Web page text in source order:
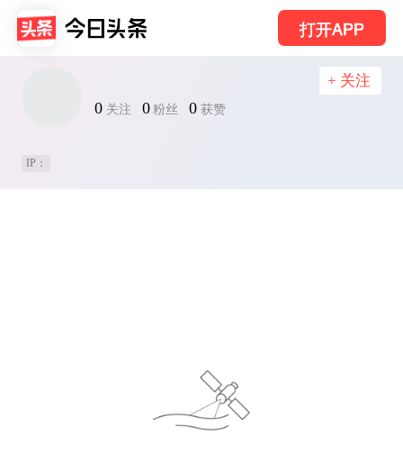
打开APP
0 关注 0 粉丝 0 获赞
+ 关注
IP：